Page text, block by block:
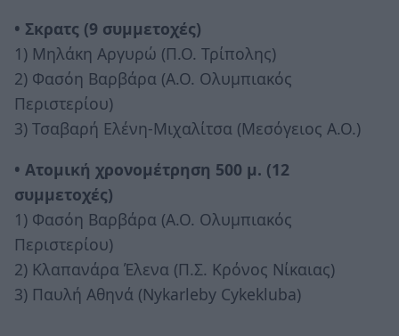
• Σκρατς (9 συμμετοχές)
1) Μηλάκη Αργυρώ (Π.Ο. Τρίπολης)
2) Φασόη Βαρβάρα (Α.Ο. Ολυμπιακός
Περιστερίου)
3) Τσαβαρή Ελένη-Μιχαλίτσα (Μεσόγειος Α.Ο.)
• Ατομική χρονομέτρηση 500 μ. (12
συμμετοχές)
1) Φασόη Βαρβάρα (Α.Ο. Ολυμπιακός
Περιστερίου)
2) Κλαπανάρα Έλενα (Π.Σ. Κρόνος Νίκαιας)
3) Παυλή Αθηνά (Nykarleby Cykekluba)